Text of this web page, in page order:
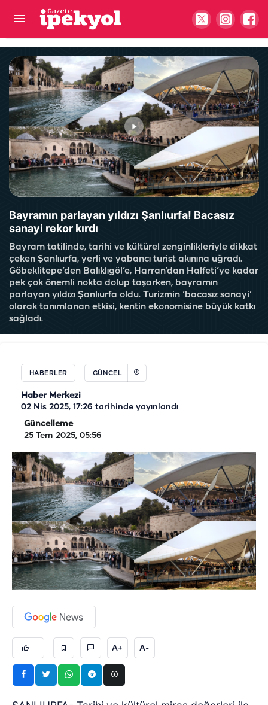
Bayramın parlayan yıldızı Şanlıurfa! Bacasız
sanayi rekor kırdı
Bayram tatilinde, tarihi ve kültürel zenginlikleriyle dikkat
çeken Şanlıurfa, yerli ve yabancı turist akınına uğradı.
Göbeklitepe’den Balıklıgöl’e, Harran’dan Halfeti’ye kadar
pek çok önemli nokta dolup taşarken, bayramın
parlayan yıldızı Şanlıurfa oldu. Turizmin ‘bacasız sanayi’
olarak tanımlanan etkisi, kentin ekonomisine büyük katkı
sağladı.
HABERLER GÜNCEL
Haber Merkezi
02 Nis 2025, 17:26 tarihinde yayınlandı
Güncelleme
25 Tem 2025, 05:56
A+ A-
Şanlıurfa'da trafiği bitirecek hamle! 3,5 ayda
tamamlandı